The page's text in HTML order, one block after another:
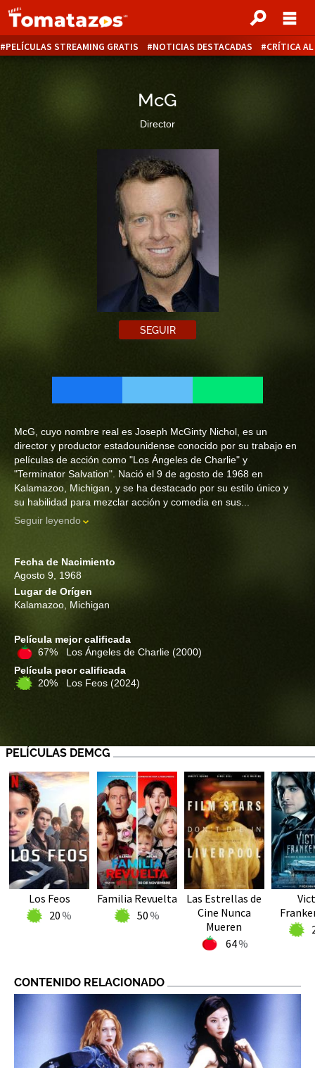
PELÍCULAS STREAMING GRATIS NOTICIAS DESTACADAS CRÍTICA
McG
Director
SEGUIR
McG, cuyo nombre real es Joseph McGinty Nichol, es un
director y productor estadounidense conocido por su trabajo en
películas de acción como "Los Ángeles de Charlie" y
"Terminator Salvation". Nació el 9 de agosto de 1968 en
Kalamazoo, Michigan, y se ha destacado por su estilo único y
su habilidad para mezclar acción y comedia en sus...
Seguir leyendo
Fecha de Nacimiento
Agosto 9, 1968
Lugar de Orígen
Kalamazoo, Michigan
Película mejor calificada
67% Los Ángeles de Charlie (2000)
Película peor calificada
20% Los Feos (2024)
PELÍCULAS DEMCG
Los Feos
20
Familia Revuelta
50
Las Estrellas de
Cine Nunca
Mueren
64
CONTENIDO RELACIONADO